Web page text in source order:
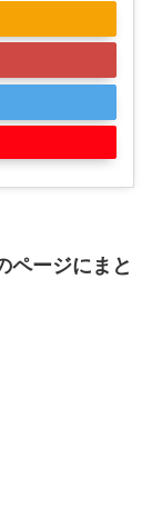
ページにまと